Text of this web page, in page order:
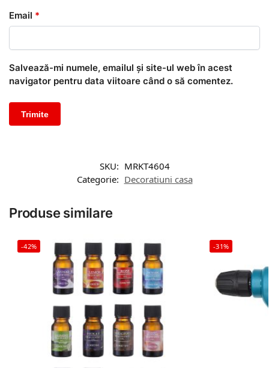
Email *
Salvează-mi numele, emailul și site-ul web în acest
navigator pentru data viitoare când o să comentez.
SKU: MRKT4604
Categorie: Decoratiuni casa
Produse similare
-42% -31%